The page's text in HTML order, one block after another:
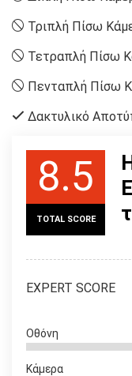
Τριπλή Πίσω
Τετραπλή Πίσω
Πενταπλή Πίσω
Δακτυλικό
8.5
TOTAL SCORE
EXPERT SCORE
Οθόνη
Κάμερα